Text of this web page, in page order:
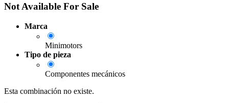
Not Available For Sale
Marca
Minimotors
Tipo de pieza
Componentes mecánicos
Esta combinación no existe.